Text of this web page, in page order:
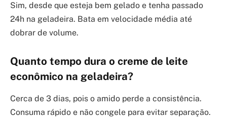
Sim, desde que esteja bem gelado e tenha passado
24h na geladeira. Bata em velocidade média até
dobrar de volume.
Quanto tempo dura o creme de leite
econômico na geladeira?
Cerca de 3 dias, pois o amido perde a consistência.
Consuma rápido e não congele para evitar separação.